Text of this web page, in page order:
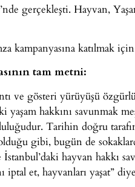
gerçekleşti. Hayvan,
kampanyasına katılmak için
tam metni:
ve gösteri yürüyüşü
hakkını savunmak
Tarihin doğru
gibi, bugün de
hayvan hakkı
iptal et, hayvanları yaşat”